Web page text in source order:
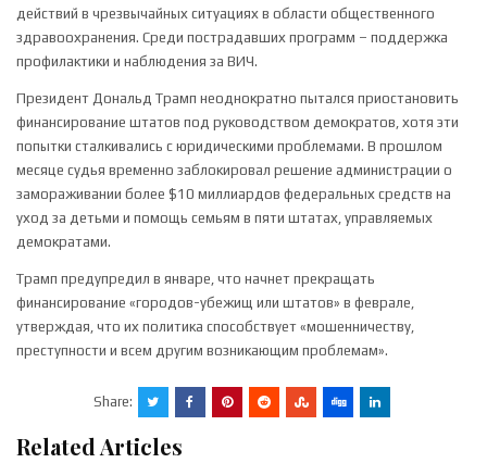
действий в чрезвычайных ситуациях в области общественного
здравоохранения. Среди пострадавших программ – поддержка
профилактики и наблюдения за ВИЧ.
Президент Дональд Трамп неоднократно пытался приостановить
финансирование штатов под руководством демократов, хотя эти
попытки сталкивались с юридическими проблемами. В прошлом
месяце судья временно заблокировал решение администрации о
замораживании более $10 миллиардов федеральных средств на
уход за детьми и помощь семьям в пяти штатах, управляемых
демократами.
Трамп предупредил в январе, что начнет прекращать
финансирование «городов-убежищ или штатов» в феврале,
утверждая, что их политика способствует «мошенничеству,
преступности и всем другим возникающим проблемам».
Share:
Related Articles